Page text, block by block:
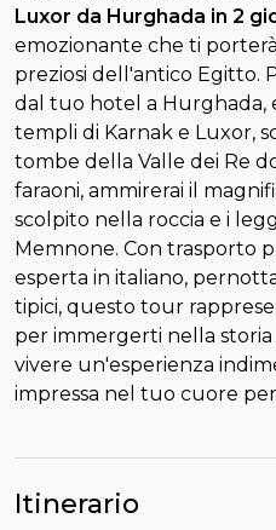
Luxor da Hurghada in 2
emozionante che ti
preziosi dell'antico Egitto.
dal tuo hotel a Hurghada,
templi di Karnak e Luxor,
tombe della Valle dei Re
faraoni, ammirerai il
scolpito nella roccia e i
Memnone. Con trasporto
esperta in italiano,
tipici, questo tour
per immergerti nella
vivere un'esperienza
impressa nel tuo cuore
Itinerario